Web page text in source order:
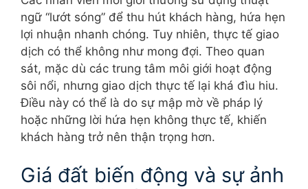
ngữ “lướt sóng” để thu hút khách hàng, hứa hẹn
lợi nhuận nhanh chóng. Tuy nhiên, thực tế giao
dịch có thể không như mong đợi. Theo quan
sát, mặc dù các trung tâm môi giới hoạt động
sôi nổi, nhưng giao dịch thực tế lại khá đìu hiu.
Điều này có thể là do sự mập mờ về pháp lý
hoặc những lời hứa hẹn không thực tế, khiến
khách hàng trở nên thận trọng hơn.
Giá đất biến động và sự ảnh